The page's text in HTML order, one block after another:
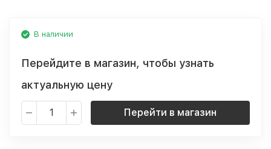
В наличии
Перейдите в магазин, чтобы узнать
актуальную цену
Перейти в магазин